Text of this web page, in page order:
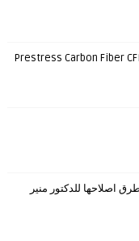
Prestress Carbon Fiber
اصلاحها للدكتور منير